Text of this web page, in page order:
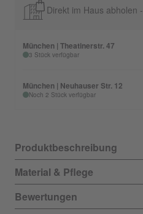
Direkt im Haus abholen -
München | Theatinerstr. 47
3 Stück verfügbar
München | Neuhauser Str. 12
Noch 2 Stück verfügbar
Produktbeschreibung
Material & Pflege
Bewertungen